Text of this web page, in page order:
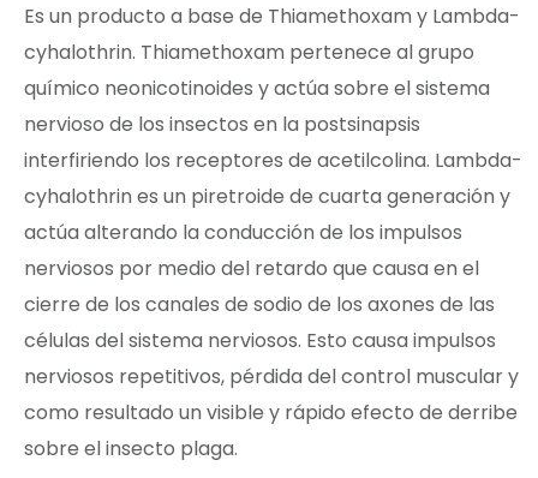
Es un producto a base de Thiamethoxam y Lambda-
cyhalothrin. Thiamethoxam pertenece al grupo
químico neonicotinoides y actúa sobre el sistema
nervioso de los insectos en la postsinapsis
interfiriendo los receptores de acetilcolina. Lambda-
cyhalothrin es un piretroide de cuarta generación y
actúa alterando la conducción de los impulsos
nerviosos por medio del retardo que causa en el
cierre de los canales de sodio de los axones de las
células del sistema nerviosos. Esto causa impulsos
nerviosos repetitivos, pérdida del control muscular y
como resultado un visible y rápido efecto de derribe
sobre el insecto plaga.